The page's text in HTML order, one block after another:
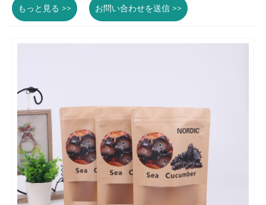
もっと見る >> お問い合わせを送信 >>